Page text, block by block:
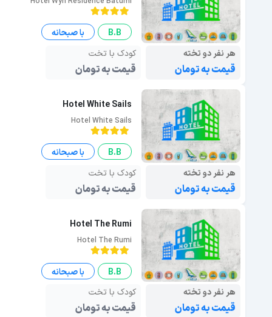
B.B
با صبحانه
هر نفر دو تخته
قیمت به تومان
کودک با تخت
قیمت به تومان
Hotel White Sails
Hotel White Sails
B.B
با صبحانه
هر نفر دو تخته
قیمت به تومان
کودک با تخت
قیمت به تومان
Hotel The Rumi
Hotel The Rumi
B.B
با صبحانه
هر نفر دو تخته
قیمت به تومان
کودک با تخت
قیمت به تومان